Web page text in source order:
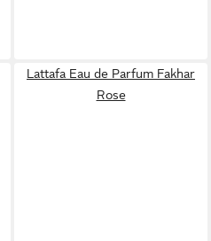
Lattafa Eau de Parfum Fakhar
Rose